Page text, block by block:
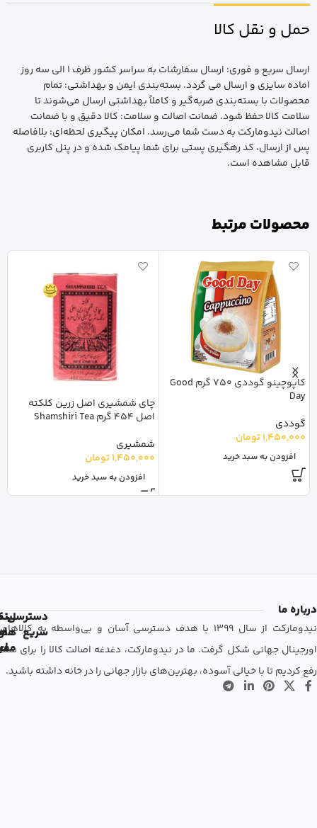
حمل و نقل کالا
ارسال سریع و فوری: ارسال سفارشات به سراسر کشور ظرف 1 الی سه روز
اماده سایزی و ارسال می گردد. بسته‌بندی ایمن و بهداشتی: تمام
محصولات با بسته‌بندی ضربه‌گیر و کاملاً بهداشتی ارسال می‌شوند تا
سلامت کالا حفظ شود. ضمانت اصالت و سلامت: کالا دقیق و با ضمانت
اصالت نیدومارکت به دست شما می‌رسد. امکان پیگیری لحظه‌ای: بلافاصله
پس از ارسال، کد رهگیری پستی برای شما پیامک شده و در پنل کاربری
قابل مشاهده است.
محصولات مرتبط
کاپوچینو گوددی 750 گرم Good
Day
گوددی
1,450,000تومان
افزودن به سبد خرید
چای شمشیری اصل زرین کلکته
اصل 454 گرم Shamshiri Tea
شمشیری
1,450,000تومان
افزودن به سبد خرید
درباره ما
نیدومارکت از سال 1399 با هدف دسترسی آسان و بی‌واسطه به کالاهای
اورجینال جهانی شکل گرفت. ما در نیدومارکت، دغدغه اصالت کالا را برای شما
رفع کردیم تا با خیالی آسوده، بهترین‌های بازار جهانی را در خانه داشته باشید.
دسترسی
سریع